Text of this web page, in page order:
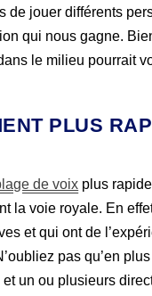
jouer différents
qui nous gagne.
le milieu pourrait
PLUS
de voix plus
la voie royale. En
et qui ont de
pas qu’en
un ou plusieurs